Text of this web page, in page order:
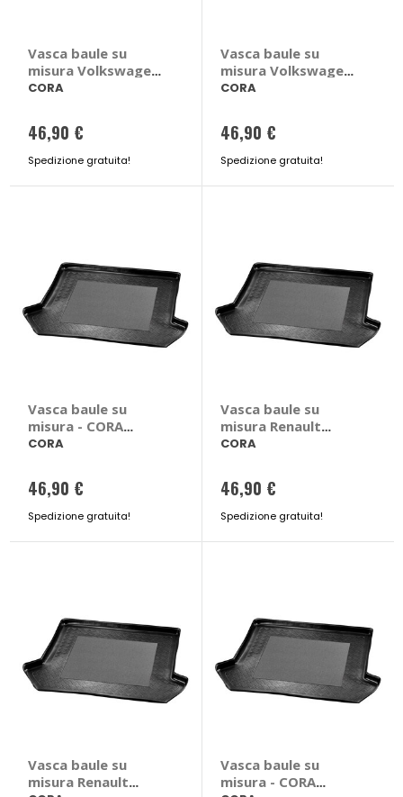
Vasca baule su
misura Volkswagen
Touran II 2015> -
posti
CORA
46,90 €
Spedizione gratuita!
Vasca baule su
misura Volkswagen
Caddy IV 2015>2020
2020 5 posti
CORA
46,90 €
Spedizione gratuita!
Vasca baule su
misura - CORA
Toyota Verso
CORA
46,90 €
Spedizione gratuita!
Vasca baule su
misura Renault
Scenic IV corta
corta 2016 >
CORA
46,90 €
Spedizione gratuita!
Vasca baule su
misura Renault
Vasca baule su
misura - CORA